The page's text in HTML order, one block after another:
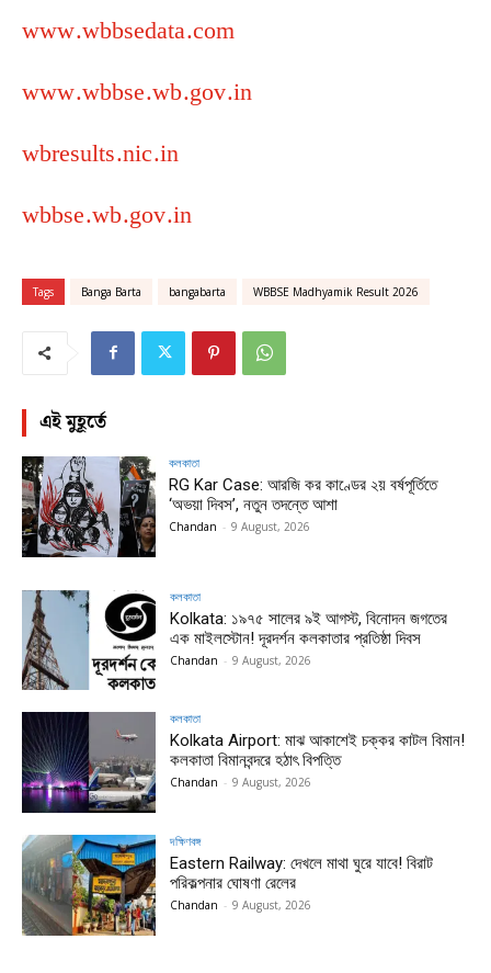
www.wbbsedata.com
www.wbbse.wb.gov.in
wbresults.nic.in
wbbse.wb.gov.in
Tags Banga Barta bangabarta WBBSE Madhyamik Result 2026
এই মুহূর্তে
কলকাতা
RG Kar Case: আরজি কর কাণ্ডের ২য় বর্ষপূর্তিতে
‘অভয়া দিবস’, নতুন তদন্তে আশা
Chandan - 9 August, 2026
কলকাতা
Kolkata: ১৯৭৫ সালের ৯ই আগস্ট, বিনোদন জগতের
এক মাইলস্টোন! দূরদর্শন কলকাতার প্রতিষ্ঠা দিবস
Chandan - 9 August, 2026
কলকাতা
Kolkata Airport: মাঝ আকাশেই চক্কর কাটল বিমান!
কলকাতা বিমানবন্দরে হঠাৎ বিপত্তি
Chandan - 9 August, 2026
দক্ষিণবঙ্গ
Eastern Railway: দেখলে মাথা ঘুরে যাবে! বিরাট
পরিকল্পনার ঘোষণা রেলের
Chandan - 9 August, 2026